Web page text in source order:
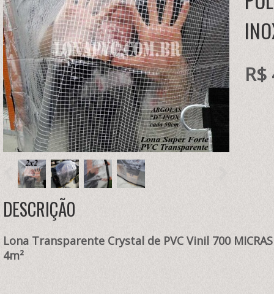
DESCRIÇÃO
Lona Transparente Crystal de PVC Vinil 700
4m²